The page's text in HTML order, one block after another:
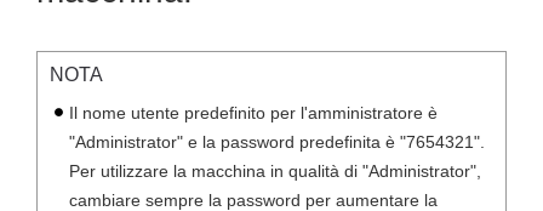
NOTA
Il nome utente predefinito per l'amministratore è
"Administrator" e la password predefinita è "7654321".
Per utilizzare la macchina in qualità di "Administrator",
cambiare sempre la password per aumentare la